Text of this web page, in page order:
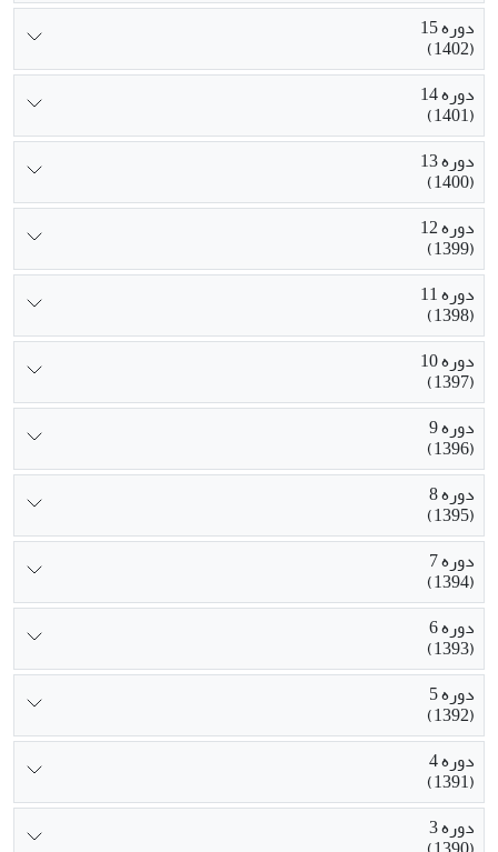
دوره 15
(1402)
دوره 14
(1401)
دوره 13
(1400)
دوره 12
(1399)
دوره 11
(1398)
دوره 10
(1397)
دوره 9
(1396)
دوره 8
(1395)
دوره 7
(1394)
دوره 6
(1393)
دوره 5
(1392)
دوره 4
(1391)
دوره 3